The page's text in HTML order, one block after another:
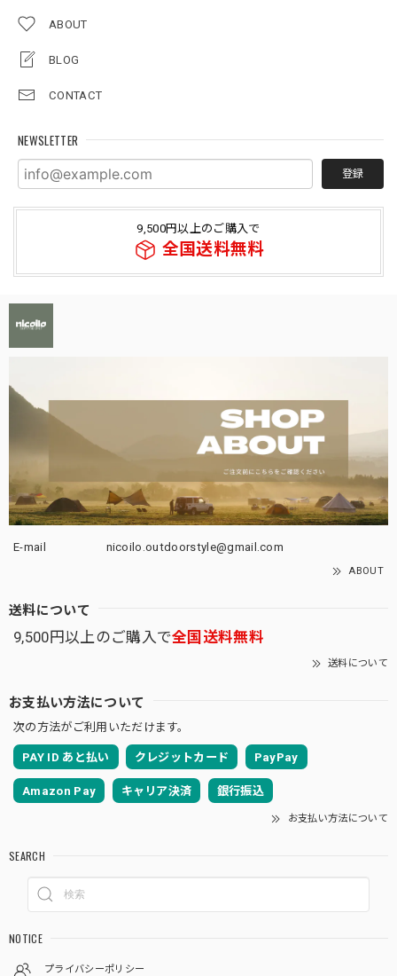
ABOUT
BLOG
CONTACT
NEWSLETTER
登録
9,500円以上のご購入で
全国送料無料
E-mail nicoilo.outdoorstyle@gmail.com
ABOUT
送料について
9,500円以上のご購入で全国送料無料
送料について
お支払い方法について
次の方法がご利用いただけます。
PAY ID あと払い クレジットカード PayPay
Amazon Pay キャリア決済 銀行振込
お支払い方法について
SEARCH
NOTICE
プライバシーポリシー